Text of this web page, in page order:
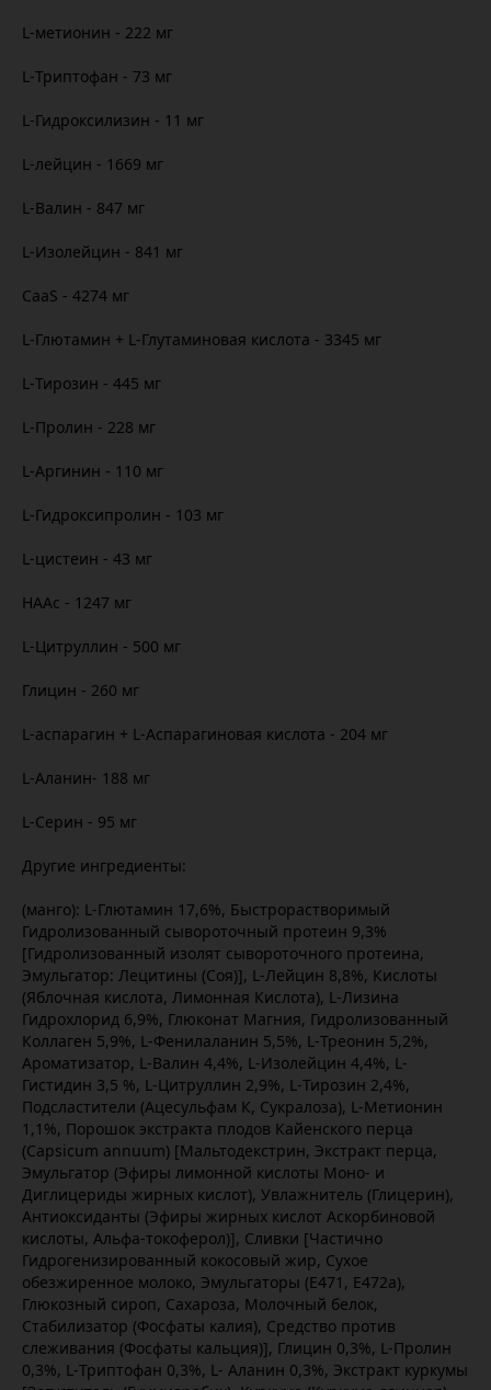
L-метионин - 222 мг
L-Триптофан - 73 мг
L-Гидроксилизин - 11 мг
L-лейцин - 1669 мг
L-Валин - 847 мг
L-Изолейцин - 841 мг
CaaS - 4274 мг
L-Глютамин + L-Глутаминовая кислота - 3345 мг
L-Тирозин - 445 мг
L-Пролин - 228 мг
L-Аргинин - 110 мг
L-Гидроксипролин - 103 мг
L-цистеин - 43 мг
НААс - 1247 мг
L-Цитруллин - 500 мг
Глицин - 260 мг
L-аспарагин + L-Аспарагиновая кислота - 204 мг
L-Аланин- 188 мг
L-Серин - 95 мг
Другие ингредиенты:
(манго): L-Глютамин 17,6%, Быстрорастворимый
Гидролизованный сывороточный протеин 9,3%
[Гидролизованный изолят сывороточного протеина,
Эмульгатор: Лецитины (Соя)], L-Лейцин 8,8%, Кислоты
(Яблочная кислота, Лимонная Кислота), L-Лизина
Гидрохлорид 6,9%, Глюконат Магния, Гидролизованный
Коллаген 5,9%, L-Фенилаланин 5,5%, L-Треонин 5,2%,
Ароматизатор, L-Валин 4,4%, L-Изолейцин 4,4%, L-
Гистидин 3,5 %, L-Цитруллин 2,9%, L-Тирозин 2,4%,
Подсластители (Ацесульфам К, Сукралоза), L-Метионин
1,1%, Порошок экстракта плодов Кайенского перца
(Capsicum annuum) [Мальтодекстрин, Экстракт перца,
Эмульгатор (Эфиры лимонной кислоты Моно- и
Диглицериды жирных кислот), Увлажнитель (Глицерин),
Антиоксиданты (Эфиры жирных кислот Аскорбиновой
кислоты, Альфа-токоферол)], Сливки [Частично
Гидрогенизированный кокосовый жир, Сухое
обезжиренное молоко, Эмульгаторы (E471, E472a),
Глюкозный сироп, Сахароза, Молочный белок,
Стабилизатор (Фосфаты калия), Средство против
слеживания (Фосфаты кальция)], Глицин 0,3%, L-Пролин
0,3%, L-Триптофан 0,3%, L- Аланин 0,3%, Экстракт куркумы